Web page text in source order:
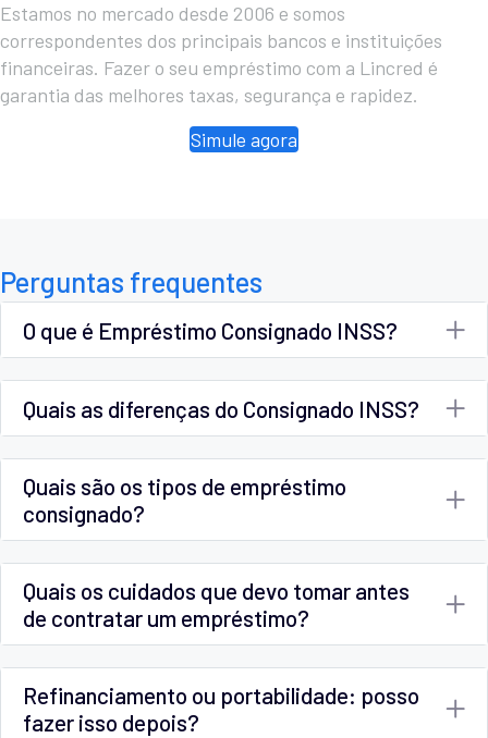
Estamos no mercado desde 2006 e somos
correspondentes dos principais bancos e instituições
financeiras. Fazer o seu empréstimo com a Lincred é
garantia das melhores taxas, segurança e rapidez.
Simule agora
Perguntas frequentes
O que é Empréstimo Consignado INSS?
Quais as diferenças do Consignado INSS?
Quais são os tipos de empréstimo
consignado?
Quais os cuidados que devo tomar antes
de contratar um empréstimo?
Refinanciamento ou portabilidade: posso
fazer isso depois?